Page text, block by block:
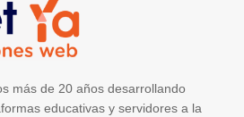
más de 20 años desarrollando
educativas y servidores a la